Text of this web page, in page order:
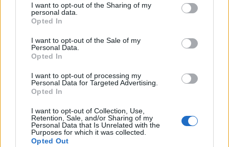
I want to opt-out of the Sharing of my
personal data.
Opted In
I want to opt-out of the Sale of my
Personal Data.
Opted In
I want to opt-out of processing my
Personal Data for Targeted Advertising.
Opted In
I want to opt-out of Collection, Use,
Retention, Sale, and/or Sharing of my
Personal Data that Is Unrelated with the
Purposes for which it was collected.
Opted Out